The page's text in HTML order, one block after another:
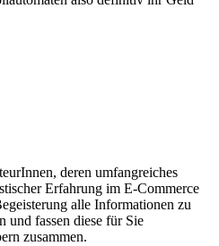
deren umfangreiches
Erfahrung im E-Commerce
alle Informationen zu
und fassen diese für Sie
zusammen.